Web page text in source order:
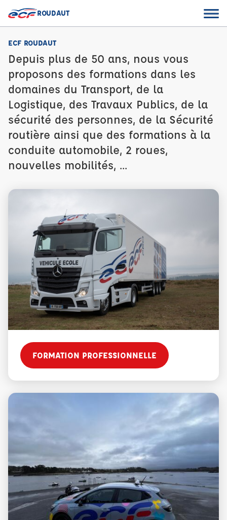
ROUDAUT
ECF ROUDAUT
Depuis plus de 50 ans, nous vous
proposons des formations dans les
domaines du Transport, de la
Logistique, des Travaux Publics, de la
sécurité des personnes, de la Sécurité
routière ainsi que des formations à la
conduite automobile, 2 roues,
nouvelles mobilités, ...
FORMATION PROFESSIONNELLE